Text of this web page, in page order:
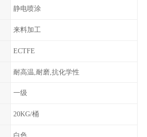
静电喷涂
来料加工
ECTFE
耐高温,耐磨,抗化学性
一级
20KG/桶
白色